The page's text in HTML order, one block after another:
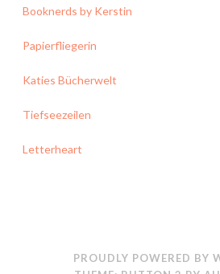
Booknerds by Kerstin
Papierfliegerin
Katies Bücherwelt
Tiefseezeilen
Letterheart
PROUDLY POWERED BY